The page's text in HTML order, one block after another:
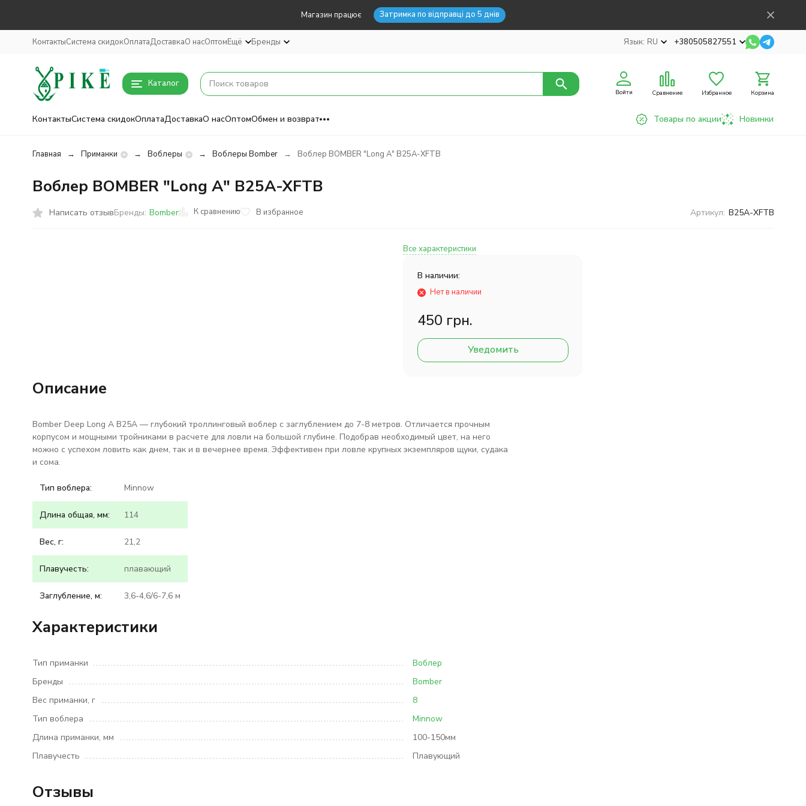
Магазин працює Затримка по відправці до 5 днів
КонтактыСистема скидокОплатаДоставкаО насОптомЕщё Бренды Язык: RU +380505827551
Каталог
Войти Сравнение Избранное Корзина
КонтактыСистема скидокОплатаДоставкаО насОптомОбмен и возврат Товары по акции Новинки
Главная Приманки Воблеры Воблеры Bomber Воблер BOMBER "Long A" B25A-XFTB
Воблер BOMBER "Long A" B25A-XFTB
Написать отзывБренды: Bomber К сравнению В избранное Артикул: B25A-XFTB
Все характеристики
В наличии:
Нет в наличии
450 грн.
Уведомить
Описание
Bomber Deep Long A B25A — глубокий троллинговый воблер с заглублением до 7-8 метров. Отличается прочным
корпусом и мощными тройниками в расчете для ловли на большой глубине. Подобрав необходимый цвет, на него
можно с успехом ловить как днем, так и в вечернее время. Эффективен при ловле крупных экземпляров щуки, судака
и сома.
Тип воблера: Minnow
Длина общая, мм: 114
Вес, г: 21,2
Плавучесть: плавающий
Заглубление, м: 3,6-4,6/6-7,6 м
Характеристики
Тип приманки
Воблер
Бренды
Bomber
Вес приманки, г
8
Тип воблера
Minnow
Длина приманки, мм
100-150мм
Плавучесть
Плавующий
Отзывы